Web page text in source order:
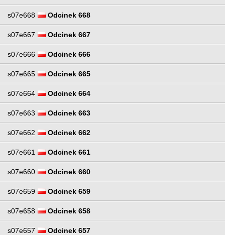
s07e668 Odcinek 668
s07e667 Odcinek 667
s07e666 Odcinek 666
s07e665 Odcinek 665
s07e664 Odcinek 664
s07e663 Odcinek 663
s07e662 Odcinek 662
s07e661 Odcinek 661
s07e660 Odcinek 660
s07e659 Odcinek 659
s07e658 Odcinek 658
s07e657 Odcinek 657